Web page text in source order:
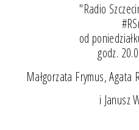
"Radio
od
godz.
Małgorzata Frymus, Agata
i Janusz